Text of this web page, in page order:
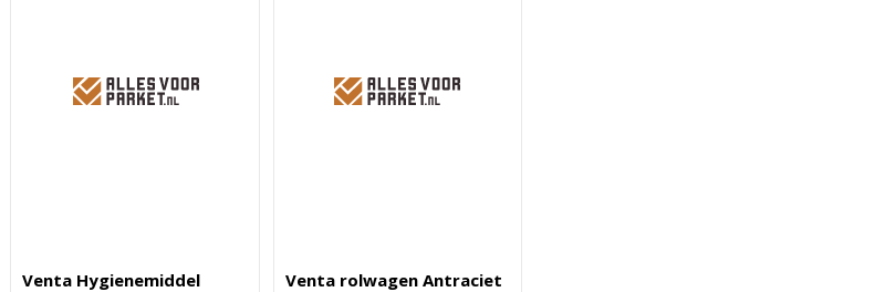
Venta Hygienemiddel
Venta rolwagen Antraciet